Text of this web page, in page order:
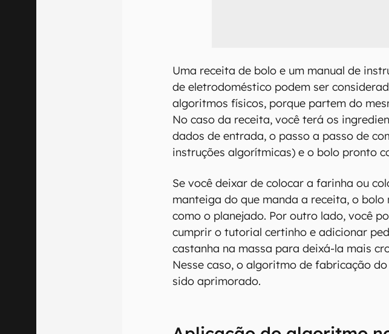
Uma receita de bolo e um manual de
de eletrodoméstico podem ser
algoritmos físicos, porque partem do
No caso da receita, você terá os
dados de entrada, o passo a passo de
instruções algorítmicas) e o bolo pronto
Se você deixar de colocar a farinha ou
manteiga do que manda a receita, o bolo
como o planejado. Por outro lado, você
cumprir o tutorial certinho e adicionar
castanha na massa para deixá-la mais
Nesse caso, o algoritmo de fabricação
sido aprimorado.